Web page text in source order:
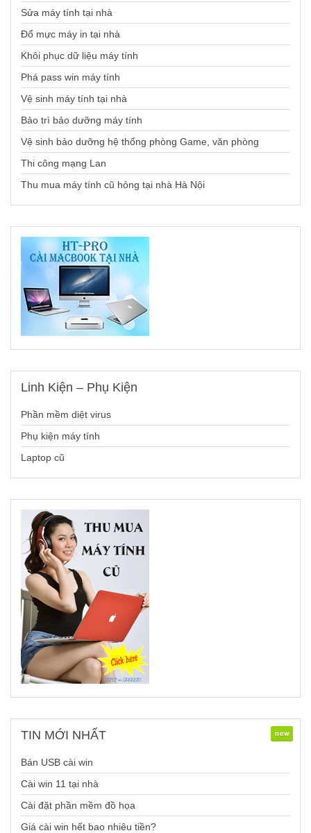
Sửa máy tính tại nhà
Đổ mực máy in tại nhà
Khôi phục dữ liệu máy tính
Phá pass win máy tính
Vệ sinh máy tính tại nhà
Bảo trì bảo dưỡng máy tính
Vệ sinh bảo dưỡng hệ thống phòng Game, văn phòng
Thi công mạng Lan
Thu mua máy tính cũ hỏng tại nhà Hà Nội
Linh Kiện – Phụ Kiện
Phần mềm diệt virus
Phụ kiện máy tính
Laptop cũ
TIN MỚI NHẤT
Bán USB cài win
Cài win 11 tại nhà
Cài đặt phần mềm đồ họa
Giá cài win hết bao nhiêu tiền?